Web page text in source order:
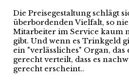
Die Preisegestaltung schlägt
überbordenden Vielfalt, so
Mitarbeiter im Service kaum
gibt. Und wenn es Trinkgeld
ein "verlässliches" Organ, das
gerecht verteilt, dass es
gerecht erscheint..